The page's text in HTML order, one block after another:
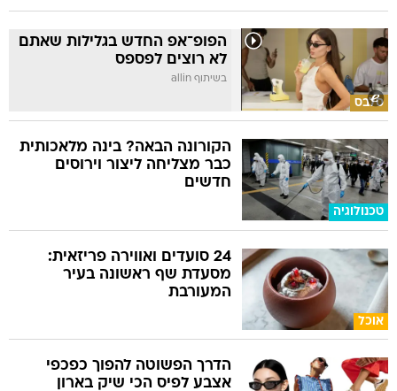
סלבס
הפופ־אפ החדש בגלילות שאתם
לא רוצים לפספס
בשיתוף allin
טכנולוגיה
הקורונה הבאה? בינה מלאכותית
כבר מצליחה ליצור וירוסים
חדשים
אוכל
24 סועדים ואווירה פריזאית:
מסעדת שף ראשונה בעיר
המעורבת
הדרך הפשוטה להפוך כפכפי
אצבע לפיס הכי שיק בארון